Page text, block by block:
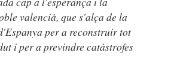
valencià, que s'alça de la
per a reconstruir tot
i per a previndre catàstrofes